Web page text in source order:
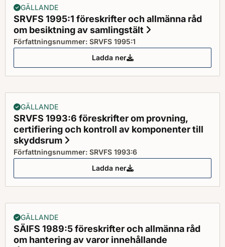
GÄLLANDE
SRVFS 1995:1 föreskrifter och allmänna råd
om besiktning av samlingstält
Författningsnummer: SRVFS 1995:1
Ladda ner
SRVFS 1995:1 föreskrifter och
GÄLLANDE
SRVFS 1993:6 föreskrifter om provning,
certifiering och kontroll av komponenter till
skyddsrum
Författningsnummer: SRVFS 1993:6
Ladda ner
SRVFS 1993:6 föreskrifter om
GÄLLANDE
SÄIFS 1989:5 föreskrifter och allmänna råd
om hantering av varor innehållande